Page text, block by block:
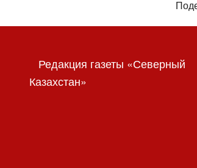
Редакция газеты «Северный
Казахстан»